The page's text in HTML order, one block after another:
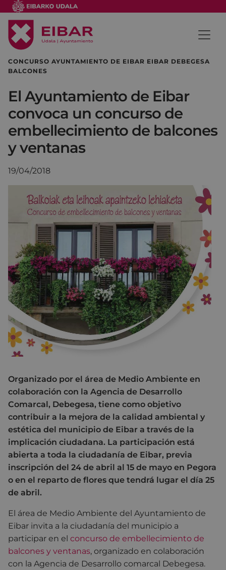
CONCURSO AYUNTAMIENTO DE EIBAR EIBAR DEBEGESA
BALCONES
El Ayuntamiento de Eibar
convoca un concurso de
embellecimiento de balcones
y ventanas
19/04/2018
Organizado por el área de Medio Ambiente en
colaboración con la Agencia de Desarrollo
Comarcal, Debegesa, tiene como objetivo
contribuir a la mejora de la calidad ambiental y
estética del municipio de Eibar a través de la
implicación ciudadana. La participación está
abierta a toda la ciudadanía de Eibar, previa
inscripción del 24 de abril al 15 de mayo en Pegora
o en el reparto de flores que tendrá lugar el día 25
de abril.
El área de Medio Ambiente del Ayuntamiento de
Eibar invita a la ciudadanía del municipio a
participar en el concurso de embellecimiento de
balcones y ventanas, organizado en colaboración
con la Agencia de Desarrollo comarcal Debegesa.